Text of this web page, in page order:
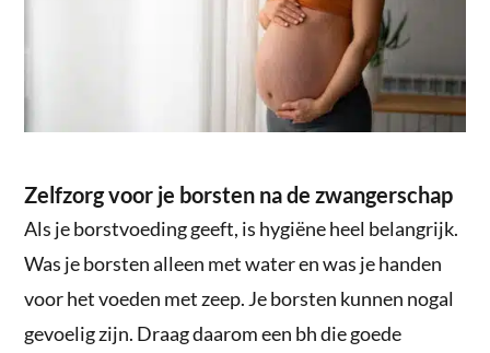
Zelfzorg voor je borsten na de zwangerschap
Als je borstvoeding geeft, is hygiëne heel belangrijk.
Was je borsten alleen met water en was je handen
voor het voeden met zeep. Je borsten kunnen nogal
gevoelig zijn. Draag daarom een bh die goede